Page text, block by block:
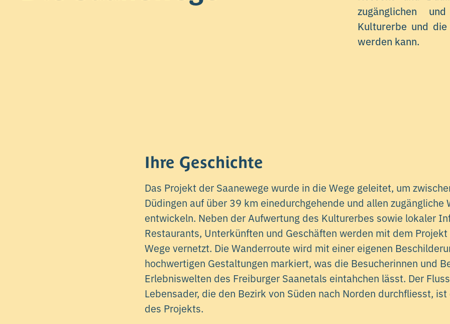
zugänglichen
Kulturerbe und die
werden kann.
Ihre Geschichte
Das Projekt der Saanewege wurde in die Wege geleitet, um
Düdingen auf über 39 km einedurchgehende und allen zugängliche
entwickeln. Neben der Aufwertung des Kulturerbes sowie lokaler
Restaurants, Unterkünften und Geschäften werden mit dem
Wege vernetzt. Die Wanderroute wird mit einer eigenen
hochwertigen Gestaltungen markiert, was die Besucherinnen und
Erlebniswelten des Freiburger Saanetals eintahchen lässt. Der
Lebensader, die den Bezirk von Süden nach Norden durchfliesst,
des Projekts.